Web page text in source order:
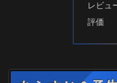
レビュ
評価